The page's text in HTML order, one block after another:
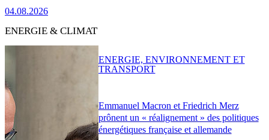
04.08.2026
ENERGIE & CLIMAT
Emmanuel Macron et Friedrich Merz
prônent un « réalignement » des politiques
énergétiques française et allemande
ENERGIE, ENVIRONNEMENT ET
TRANSPORT